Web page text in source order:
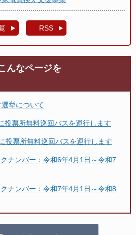
RSS
んなページを
挙について
投票所無料巡回バスを運行します
投票所無料巡回バスを運行します
ナンバー：令和6年4月1日～令和7
ナンバー：令和7年4月1日～令和8